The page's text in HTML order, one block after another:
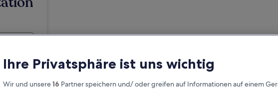
Ihre Privatsphäre ist uns wichtig
Wir und unsere16 Partner speichern und/ oder greifen auf Informationen auf einem